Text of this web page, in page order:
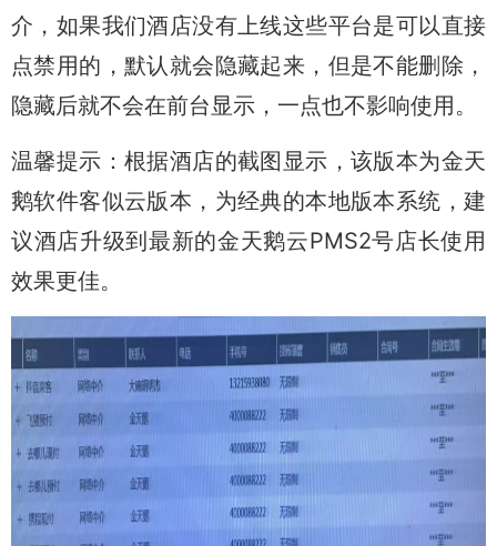
介，如果我们酒店没有上线这些平台是可以直接
点禁用的，默认就会隐藏起来，但是不能删除，
隐藏后就不会在前台显示，一点也不影响使用。
温馨提示：根据酒店的截图显示，该版本为金天
鹅软件客似云版本，为经典的本地版本系统，建
议酒店升级到最新的金天鹅云PMS2号店长使用
效果更佳。